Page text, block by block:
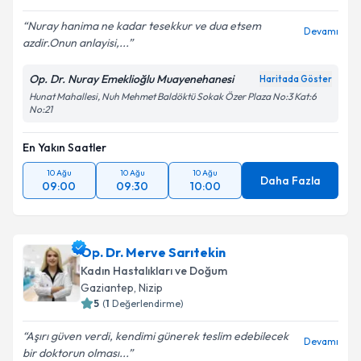
Nuray hanima ne kadar tesekkur ve dua etsem
azdir.Onun anlayisi,...
Devamı
Op. Dr. Nuray Emeklioğlu Muayenehanesi Haritada Göster
Hunat Mahallesi, Nuh Mehmet Baldöktü Sokak Özer Plaza No:3 Kat:6
No:21
En Yakın Saatler
10 Ağu
09:00
10 Ağu
09:30
10 Ağu
10:00 Daha Fazla
Op. Dr. Merve Sarıtekin
Kadın Hastalıkları ve Doğum
Gaziantep, Nizip
5 (1 Değerlendirme)
Aşırı güven verdi, kendimi günerek teslim edebilecek
bir doktorun olması...
Devamı